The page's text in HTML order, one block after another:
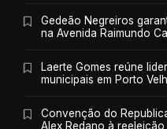
Gedeão Negreiros
na Avenida Raimundo
Laerte Gomes reúne
municipais em Porto
Convenção do
Alex Redano à reeleição